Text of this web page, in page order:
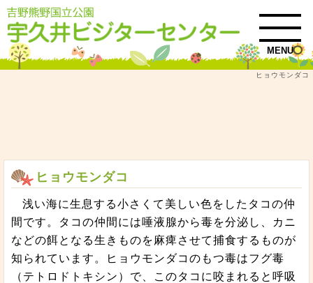
MENU
ヒョウモンダコ
ヒョウモンダコ
浅い海に生息する小さくて美しい色をしたタコの仲
間です。タコの仲間には唾液腺から毒を分泌し、カニ
などの餌となる生きものを麻痺させて捕食するものが
知られています。ヒョウモンダコのもつ毒はフグ毒
（テトロドトキシン）で、このタコに咬まれると呼吸